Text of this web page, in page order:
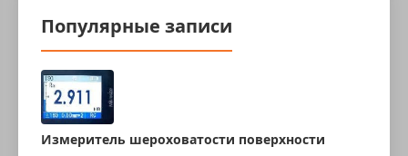
Популярные записи
Измеритель шероховатости поверхности